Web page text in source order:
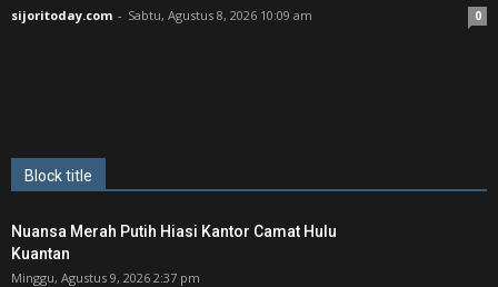
sijoritoday.com - Sabtu, Agustus 8, 2026 10:09 am 0
Block title
Nuansa Merah Putih Hiasi Kantor Camat Hulu
Kuantan
Minggu, Agustus 9, 2026 2:37 pm